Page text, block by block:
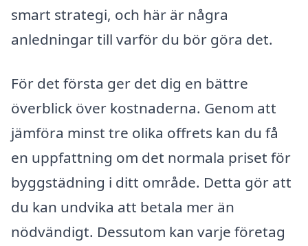
smart strategi, och här är några
anledningar till varför du bör göra det.
För det första ger det dig en bättre
överblick över kostnaderna. Genom att
jämföra minst tre olika offrets kan du få
en uppfattning om det normala priset för
byggstädning i ditt område. Detta gör att
du kan undvika att betala mer än
nödvändigt. Dessutom kan varje företag